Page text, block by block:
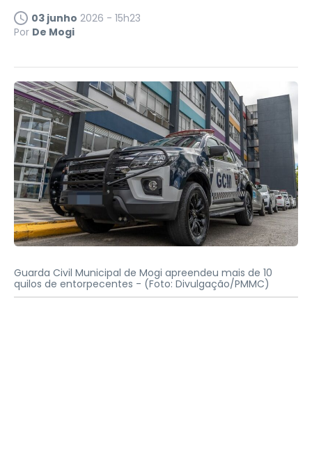
03 junho 2026 - 15h23
Por De Mogi
Guarda Civil Municipal de Mogi apreendeu mais de 10
quilos de entorpecentes - (Foto: Divulgação/PMMC)